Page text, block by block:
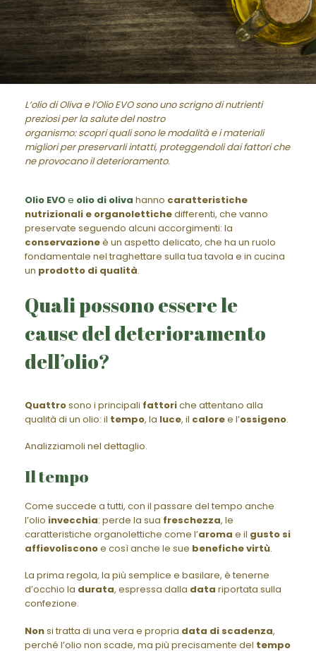
L’olio di Oliva e l’Olio EVO sono uno scrigno di nutrienti
preziosi per la salute del nostro
organismo: scopri quali sono le modalità e i materiali
migliori per preservarli intatti, proteggendoli dai fattori che
ne provocano il deterioramento.
Olio EVOe olio di oliva hanno caratteristiche
nutrizionali e organolettichedifferenti, che vanno
preservate seguendo alcuni accorgimenti: la
conservazioneè un aspetto delicato, che ha un ruolo
fondamentale nel traghettare sulla tua tavola e in cucina
un prodotto di qualità.
Quali possono essere le
cause del deterioramento
dell’olio?
Quattrosono i principali fattoriche attentano alla
qualità di un olio: il tempo, la luce, il caloree l’ossigeno.
Analizziamoli nel dettaglio.
Il tempo
Come succede a tutti, con il passare del tempo anche
l’olio invecchia: perde la sua freschezza, le
caratteristiche organolettiche come l’aroma e il gusto si
affievolisconoe così anche le sue benefiche virtù.
La prima regola, la più semplice e basilare, è tenerne
d’occhio la durata, espressa dalla data riportata sulla
confezione.
Nonsi tratta di una vera e propria data di scadenza,
perché l’olio non scade, ma più precisamente del tempo